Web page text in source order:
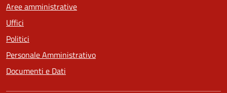
Aree amministrative
Uffici
Politici
Personale Amministrativo
Documenti e Dati